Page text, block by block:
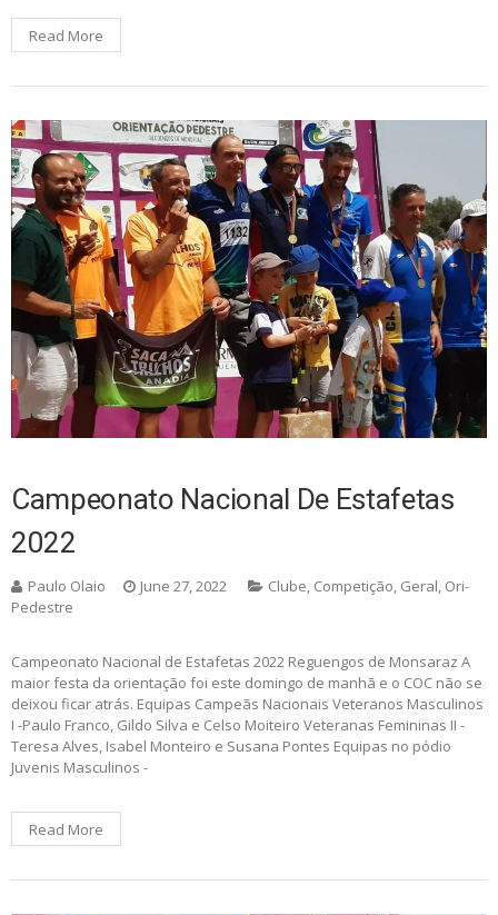
Read More
Campeonato Nacional De Estafetas
2022
Paulo Olaio June 27, 2022 Clube, Competição, Geral, Ori-
Pedestre
Campeonato Nacional de Estafetas 2022 Reguengos de Monsaraz A
maior festa da orientação foi este domingo de manhã e o COC não se
deixou ficar atrás. Equipas Campeãs Nacionais Veteranos Masculinos
I -Paulo Franco, Gildo Silva e Celso Moiteiro Veteranas Femininas II -
Teresa Alves, Isabel Monteiro e Susana Pontes Equipas no pódio
Juvenis Masculinos -
Read More